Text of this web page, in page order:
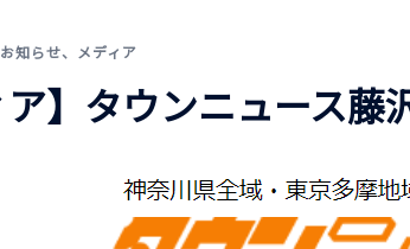
お知らせ、 メディア
ア】タウンニュース藤